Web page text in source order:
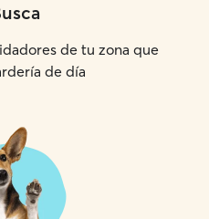
de tu zona que
de día